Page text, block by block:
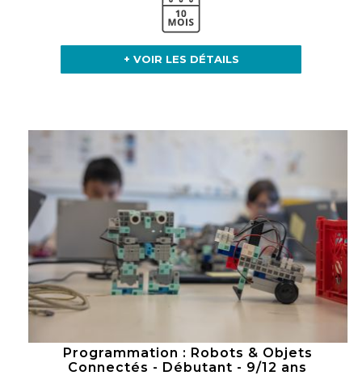
+ VOIR LES DÉTAILS
Programmation : Robots & Objets
Connectés - Débutant - 9/12 ans